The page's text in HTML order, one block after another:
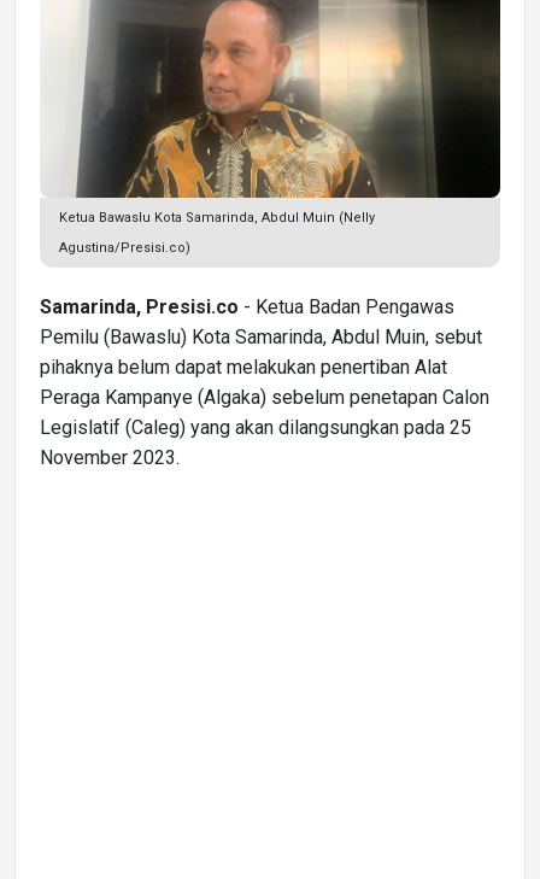
Ketua Bawaslu Kota Samarinda, Abdul Muin (Nelly
Agustina/Presisi.co)
Samarinda, Presisi.co - Ketua Badan Pengawas
Pemilu (Bawaslu) Kota Samarinda, Abdul Muin, sebut
pihaknya belum dapat melakukan penertiban Alat
Peraga Kampanye (Algaka) sebelum penetapan Calon
Legislatif (Caleg) yang akan dilangsungkan pada 25
November 2023.